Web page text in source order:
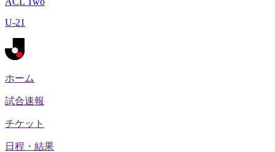
U-21
ホーム
試合速報
チケット
日程・結果